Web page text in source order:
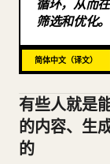
博客
更新
筛选和优化。
简体中文（译文）
有些人就是
的内容、生
的